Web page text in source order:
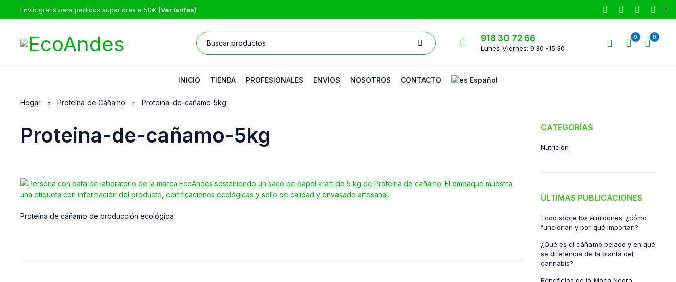
Envío gratis para pedidos superiores a 50€ (Ver tarifas)
918 30 72 66
Lunes-Viernes: 9:30 -15:30
0 0
INICIO TIENDA PROFESIONALES ENVÍOS NOSOTROS CONTACTO Español
Hogar Proteína de Cáñamo Proteina-de-cañamo-5kg
Proteina-de-cañamo-5kg
Proteína de cáñamo de producción ecológica
CATEGORÍAS
Nutrición
ÚLTIMAS PUBLICACIONES
Todo sobre los almidones: ¿cómo
funcionan y por qué importan?
¿Qué es el cáñamo pelado y en qué
se diferencia de la planta del
cannabis?